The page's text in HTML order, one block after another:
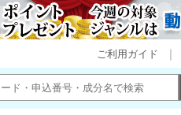
ご利用ガイド